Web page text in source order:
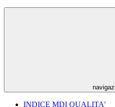
INDICE MDI QUALITA'